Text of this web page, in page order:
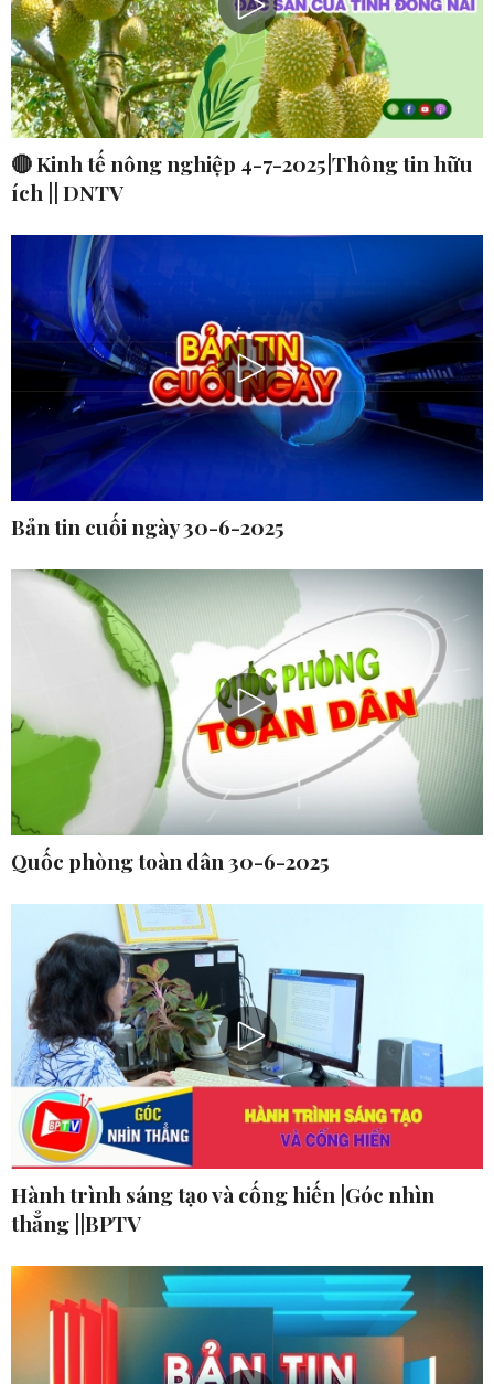
🔴 Kinh tế nông nghiệp 4-7-2025|Thông tin hữu
ích || DNTV
Bản tin cuối ngày 30-6-2025
Quốc phòng toàn dân 30-6-2025
Hành trình sáng tạo và cống hiến |Góc nhìn
thẳng ||BPTV